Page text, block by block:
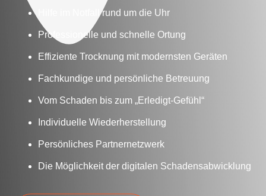
Hilfe im Notfall rund um die Uhr
Professionelle und schnelle Ortung
Effiziente Trocknung mit modernsten Geräten
Fachkundige und persönliche Betreuung
Vom Schaden bis zum „Erledigt-Gefühl“
Individuelle Wiederherstellung
Persönliches Partnernetzwerk
Die Möglichkeit der digitalen Schadensabwicklung